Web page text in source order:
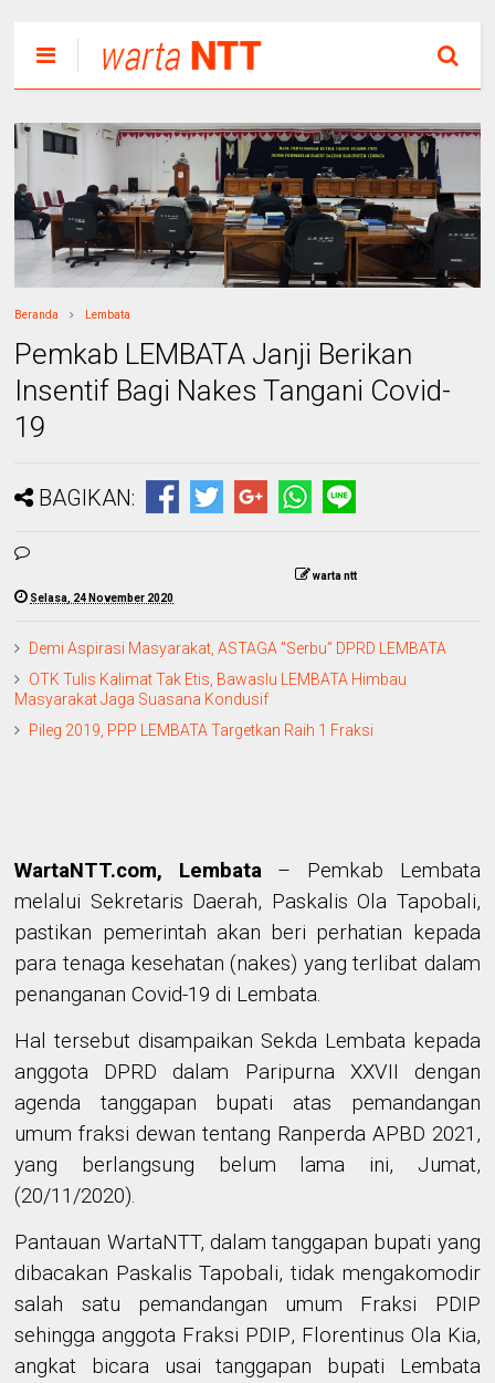
Beranda Lembata
Pemkab LEMBATA Janji Berikan
Insentif Bagi Nakes Tangani Covid-
19
BAGIKAN:
warta ntt
Selasa, 24 November 2020
Demi Aspirasi Masyarakat, ASTAGA "Serbu” DPRD LEMBATA
OTK Tulis Kalimat Tak Etis, Bawaslu LEMBATA Himbau
Masyarakat Jaga Suasana Kondusif
Pileg 2019, PPP LEMBATA Targetkan Raih 1 Fraksi
WartaNTT.com, Lembata– Pemkab Lembata
melalui Sekretaris Daerah, Paskalis Ola Tapobali,
pastikan pemerintah akan beri perhatian kepada
para tenaga kesehatan (nakes) yang terlibat dalam
penanganan Covid-19 di Lembata.
Hal tersebut disampaikan Sekda Lembata kepada
anggota DPRD dalam Paripurna XXVII dengan
agenda tanggapan bupati atas pemandangan
umum fraksi dewan tentang Ranperda APBD 2021 ,
yang berlangsung belum lama ini, Jumat,
(20/11/2020).
Pantauan WartaNTT, dalam tanggapan bupati yang
dibacakan Paskalis Tapobali, tidak mengakomodir
salah satu pemandangan umum Fraksi PDIP
sehingga anggota Fraksi PDIP, Florentinus Ola Kia,
angkat bicara usai tanggapan bupati Lembata